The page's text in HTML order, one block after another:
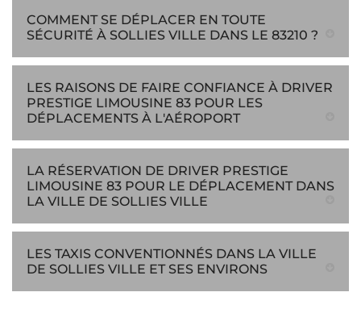
COMMENT SE DÉPLACER EN TOUTE
SÉCURITÉ À SOLLIES VILLE DANS LE 83210 ?
LES RAISONS DE FAIRE CONFIANCE À DRIVER
PRESTIGE LIMOUSINE 83 POUR LES
DÉPLACEMENTS À L'AÉROPORT
LA RÉSERVATION DE DRIVER PRESTIGE
LIMOUSINE 83 POUR LE DÉPLACEMENT DANS
LA VILLE DE SOLLIES VILLE
LES TAXIS CONVENTIONNÉS DANS LA VILLE
DE SOLLIES VILLE ET SES ENVIRONS